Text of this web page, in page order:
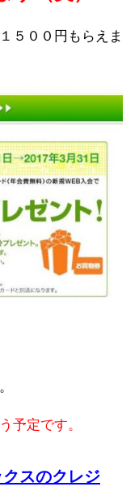
５００円もらえま
予定です。
スのクレジ